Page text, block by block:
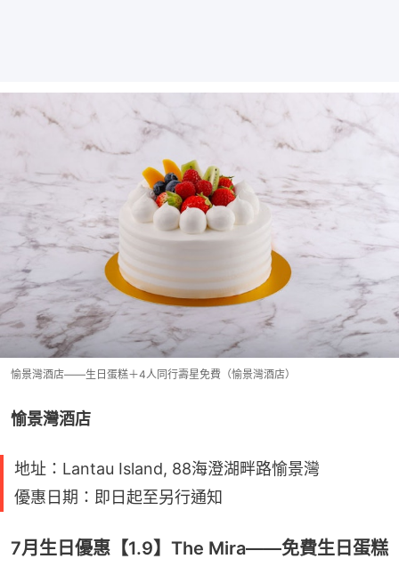
愉景灣酒店——生日蛋糕＋4人同行壽星免費（愉景灣酒店）
愉景灣酒店
地址：Lantau Island, 88海澄湖畔路愉景灣
優惠日期：即日起至另行通知
7月生日優惠【1.9】The Mira——免費生日蛋糕